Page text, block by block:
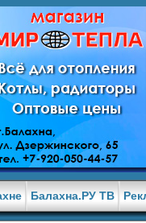
Балахна.РУ ТВ